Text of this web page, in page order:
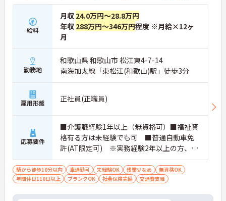
・グループホーム一棟あたりの入居者様20名定員を
常時2～4名のスタッフで支援、国基準を上回る人員
配置や夜間複数名体制が敷かれているため、業務に
追われることなくご利用者様のペースに合わせたサ
ご自身の理想とする福祉を実践できる環境が整って
います。
給料
月収 24.0万円～28.8万円
年収 288万円～346万円程度 ※月給×12ヶ
月
勤務地
和歌山県 和歌山市 松江東4-7-14
南海加太線「東松江(和歌山)駅」徒歩3分
雇用形態 正社員(正職員)
応募要件
■介護職経験1年以上（無資格可）■福祉資
格有る方は未経験でも可 ■普通自動車免
許(AT限定可) ※実務経験2年以上の方、障
がい者福祉に関する経験をお持ちの方大歓
迎
駅から徒歩10分以内 車通勤可 未経験OK 残業少なめ
無資格OK
年間休日110日以上
ブランクOK 社会保険完備 交通費支給